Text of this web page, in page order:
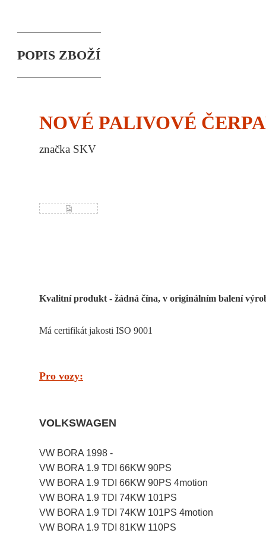
POPIS ZBOŽÍ
NOVÉ PALIVOVÉ
značka SKV
Kvalitní produkt - žádná čína, v originálním balení
Má certifikát jakosti ISO 9001
Pro vozy:
VOLKSWAGEN
VW BORA 1998 -
VW BORA 1.9 TDI 66KW 90PS
VW BORA 1.9 TDI 66KW 90PS 4motion
VW BORA 1.9 TDI 74KW 101PS
VW BORA 1.9 TDI 74KW 101PS 4motion
VW BORA 1.9 TDI 81KW 110PS